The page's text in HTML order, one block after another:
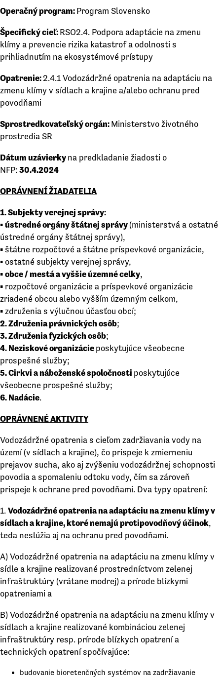
Operačný program: Program Slovensko
Špecifický cieľ: RSO2.4. Podpora adaptácie na zmenu
klímy a prevencie rizika katastrof a odolnosti s
prihliadnutím na ekosystémové prístupy
Opatrenie: 2.4.1 Vodozádržné opatrenia na adaptáciu na
zmenu klímy v sídlach a krajine a/alebo ochranu pred
povodňami
Sprostredkovateľský orgán: Ministerstvo životného
prostredia SR
Dátum uzávierky na predkladanie žiadosti o
NFP: 30.4.2024
OPRÁVNENÍ ŽIADATELIA
1. Subjekty verejnej správy:
▪ ústredné orgány štátnej správy (ministerstvá a ostatné
ústredné orgány štátnej správy),
▪ štátne rozpočtové a štátne príspevkové organizácie,
▪ ostatné subjekty verejnej správy,
▪ obce / mestá a vyššie územné celky,
▪ rozpočtové organizácie a príspevkové organizácie
zriadené obcou alebo vyšším územným celkom,
▪ združenia s výlučnou účasťou obcí;
2. Združenia právnických osôb;
3. Združenia fyzických osôb;
4. Neziskové organizácie poskytujúce všeobecne
prospešné služby;
5. Cirkvi a náboženské spoločnosti poskytujúce
všeobecne prospešné služby;
6. Nadácie.
OPRÁVNENÉ AKTIVITY
Vodozádržné opatrenia s cieľom zadržiavania vody na
území (v sídlach a krajine), čo prispeje k zmierneniu
prejavov sucha, ako aj zvýšeniu vodozádržnej schopnosti
povodia a spomaleniu odtoku vody, čím sa zároveň
prispeje k ochrane pred povodňami. Dva typy opatrení:
1. Vodozádržné opatrenia na adaptáciu na zmenu klímy v
sídlach akrajine, ktoré nemajú protipovodňový účinok,
teda neslúžia aj na ochranu pred povodňami.
A) Vodozádržné opatrenia na adaptáciu na zmenu klímy v
sídle a krajine realizované prostredníctvom zelenej
infraštruktúry (vrátane modrej) a prírode blízkymi
opatreniami a
B) Vodozádržné opatrenia na adaptáciu na zmenu klímy v
sídlach a krajine realizované kombináciou zelenej
infraštruktúry resp. prírode blízkych opatrení a
technických opatrení spočívajúce:
budovanie bioretenčných systémov na zadržiavanie